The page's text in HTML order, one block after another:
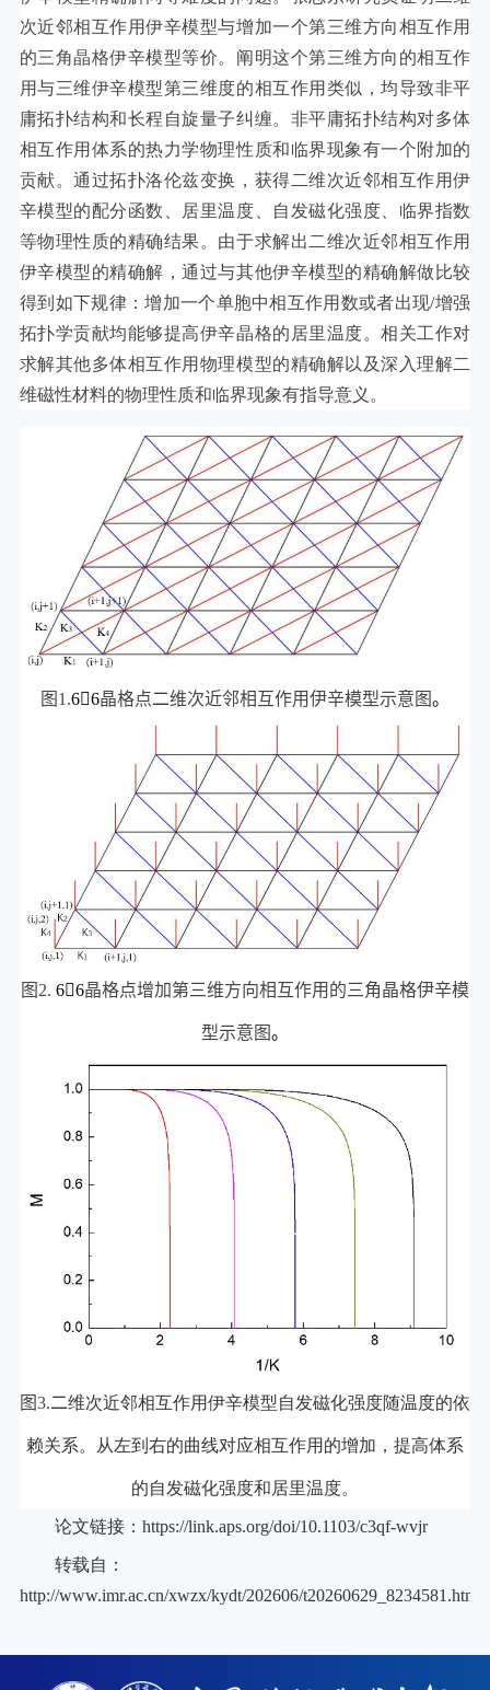
次近邻相互作用伊辛模型与增加一个第三维方向相互作用
的三角晶格伊辛模型等价。阐明这个第三维方向的相互作
用与三维伊辛模型第三维度的相互作用类似，均导致非平
庸拓扑结构和长程自旋量子纠缠。非平庸拓扑结构对多体
相互作用体系的热力学物理性质和临界现象有一个附加的
贡献。通过拓扑洛伦兹变换，获得二维次近邻相互作用伊
辛模型的配分函数、居里温度、自发磁化强度、临界指数
等物理性质的精确结果。由于求解出二维次近邻相互作用
伊辛模型的精确解，通过与其他伊辛模型的精确解做比较
得到如下规律：增加一个单胞中相互作用数或者出现/增强
拓扑学贡献均能够提高伊辛晶格的居里温度。相关工作对
求解其他多体相互作用物理模型的精确解以及深入理解二
维磁性材料的物理性质和临界现象有指导意义。
图 1.66晶格点二维次近邻相互作用伊辛模型示意图。
图 2. 66晶格点增加第三维方向相互作用的三角晶格伊辛模
型示意图。
图3.二维次近邻相互作用伊辛模型自发磁化强度随温度的依
赖关系。从左到右的曲线对应相互作用的增加，提高体系
的自发磁化强度和居里温度。
论文链接：https://link.aps.org/doi/10.1103/c3qf-wvjr
转载自：
http://www.imr.ac.cn/xwzx/kydt/202606/t20260629_8234581.html